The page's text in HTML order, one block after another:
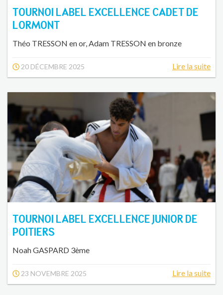
TOURNOI LABEL EXCELLENCE CADET DE
LORMONT
Théo TRESSON en or, Adam TRESSON en bronze
20 DÉCEMBRE 2025 Lire la suite
TOURNOI LABEL EXCELLENCE JUNIOR DE
POITIERS
Noah GASPARD 3ème
23 NOVEMBRE 2025 Lire la suite